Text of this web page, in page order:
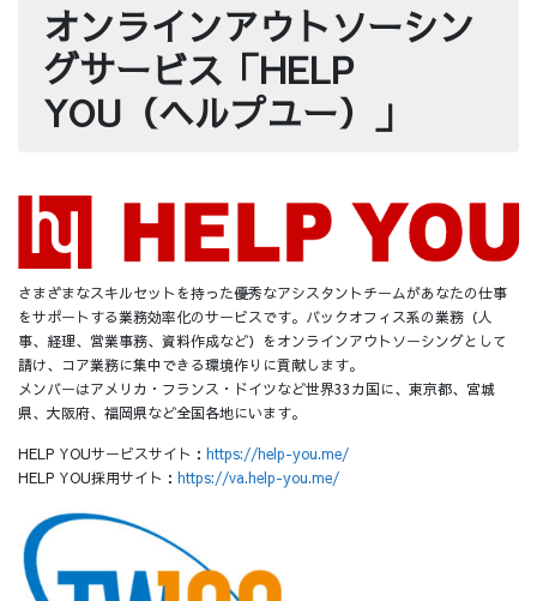
オンラインアウトソーシン
グサービス「HELP
YOU（ヘルプユー）」
さまざまなスキルセットを持った優秀なアシスタントチームがあなたの仕事
をサポートする業務効率化のサービスです。バックオフィス系の業務（人
事、経理、営業事務、資料作成など）をオンラインアウトソーシングとして
請け、コア業務に集中できる環境作りに貢献します。
メンバーはアメリカ・フランス・ドイツなど世界33カ国に、東京都、宮城
県、大阪府、福岡県など全国各地にいます。
HELP YOUサービスサイト： https://help-you.me/
HELP YOU採用サイト： https://va.help-you.me/